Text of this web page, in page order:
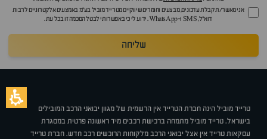
אני מאשר/ת קבלת עדכונים, מבצעים וחומרים שיווקיים מטרייד מוביל בע"מ באמצעים אלקטרוניים לרבות
דוא״ל, SMS ו-WhatsApp. ידוע לי כי באפשרותי לבטל הסכמה זו בכל עת.
שליחה
טרייד מוביל הינה חברת הטרייד אין הרשמית של מגוון יבואני הרכב המובילים
בישראל. טרייד מוביל מתמחה ברכישת רכבים מיד ראשונה פרטית במסגרת
עסקאות טרייד אין אצל יבואני הרכב מלקוחות הרוכשים רכב חדש. חברת טרייד